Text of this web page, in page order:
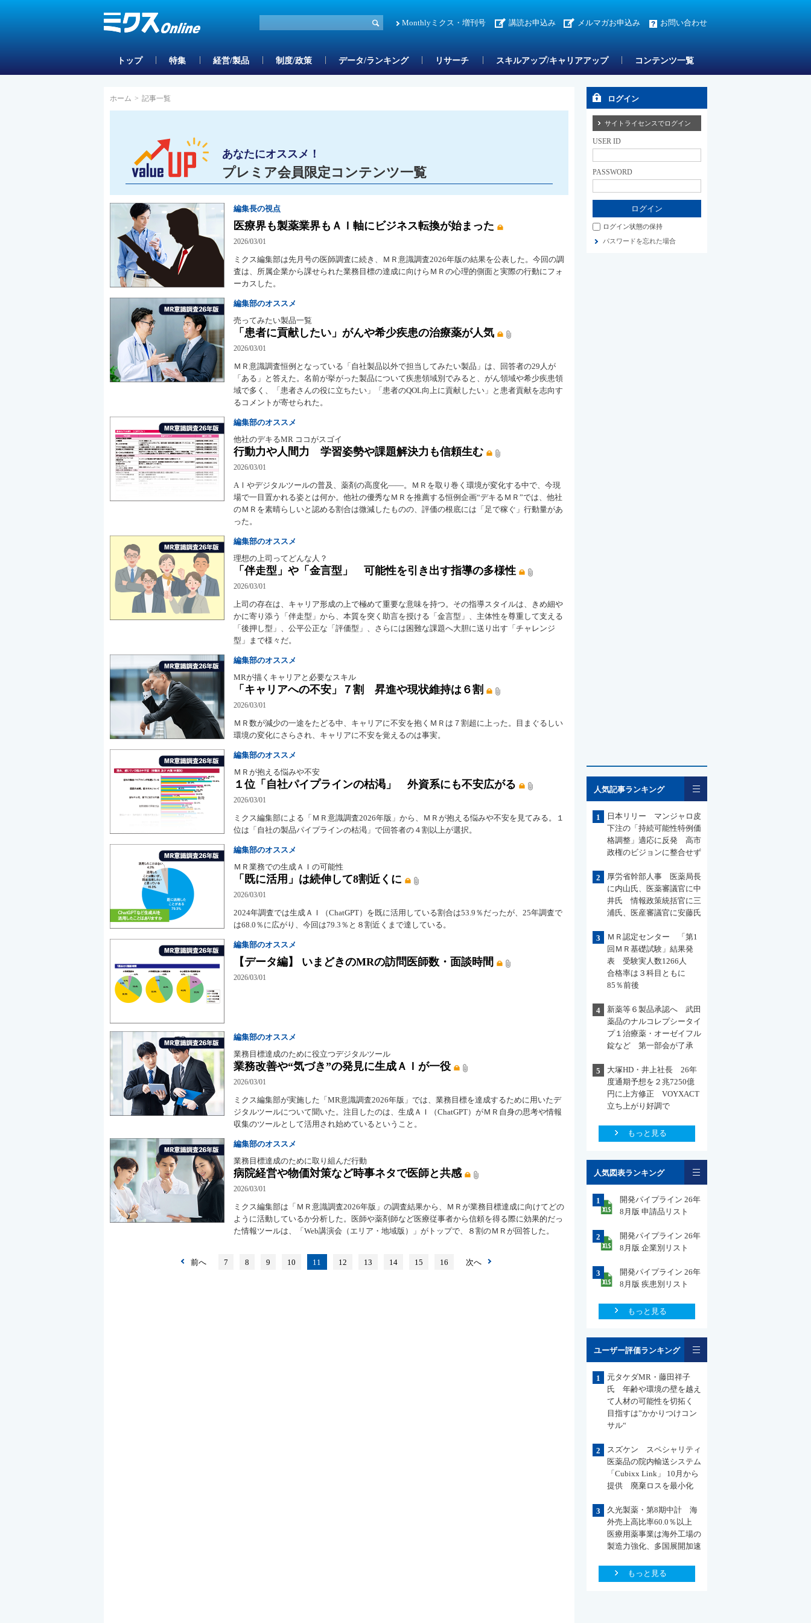
Monthlyミクス・増刊号 講読お申込み メルマガお申込み お問い合わせ
トップ 特集 経営/製品 制度/政策 データ/ランキング リサーチ スキルアップ/キャリアアップ コンテンツ一覧
ホーム > 記事一覧
あなたにオススメ！
プレミア会員限定コンテンツ一覧
編集長の視点
医療界も製薬業界もＡＩ軸にビジネス転換が始まった
2026/03/01
ミクス編集部は先月号の医師調査に続き、ＭＲ意識調査2026年版の結果を公表した。今回の調
査は、所属企業から課せられた業務目標の達成に向けらＭＲの心理的側面と実際の行動にフォ
ーカスした。
編集部のオススメ
売ってみたい製品一覧
「患者に貢献したい」がんや希少疾患の治療薬が人気
2026/03/01
ＭＲ意識調査恒例となっている「自社製品以外で担当してみたい製品」は、回答者の29人が
「ある」と答えた。名前が挙がった製品について疾患領域別でみると、がん領域や希少疾患領
域で多く、「患者さんの役に立ちたい」「患者のQOL向上に貢献したい」と患者貢献を志向す
るコメントが寄せられた。
編集部のオススメ
他社のデキるMR ココがスゴイ
行動力や人間力 学習姿勢や課題解決力も信頼生む
2026/03/01
AⅠやデジタルツールの普及、薬剤の高度化――。ＭＲを取り巻く環境が変化する中で、今現
場で一目置かれる姿とは何か。他社の優秀なＭＲを推薦する恒例企画“デキるＭＲ”では、他社
のＭＲを素晴らしいと認める割合は微減したものの、評価の根底には「足で稼ぐ」行動量があ
った。
編集部のオススメ
理想の上司ってどんな人？
「伴走型」や「金言型」 可能性を引き出す指導の多様性
2026/03/01
上司の存在は、キャリア形成の上で極めて重要な意味を持つ。その指導スタイルは、きめ細や
かに寄り添う「伴走型」から、本質を突く助言を授ける「金言型」、主体性を尊重して支える
「後押し型」、公平公正な「評価型」、さらには困難な課題へ大胆に送り出す「チャレンジ
型」まで様々だ。
編集部のオススメ
MRが描くキャリアと必要なスキル
「キャリアへの不安」７割 昇進や現状維持は６割
2026/03/01
ＭＲ数が減少の一途をたどる中、キャリアに不安を抱くＭＲは７割超に上った。目まぐるしい
環境の変化にさらされ、キャリアに不安を覚えるのは事実。
編集部のオススメ
ＭＲが抱える悩みや不安
１位「自社パイプラインの枯渇」 外資系にも不安広がる
2026/03/01
ミクス編集部による「ＭＲ意識調査2026年版」から、ＭＲが抱える悩みや不安を見てみる。１
位は「自社の製品パイプラインの枯渇」で回答者の４割以上が選択。
編集部のオススメ
ＭＲ業務での生成ＡＩの可能性
「既に活用」は続伸して8割近くに
2026/03/01
2024年調査では生成ＡＩ（ChatGPT）を既に活用している割合は53.9％だったが、25年調査で
は68.0％に広がり、今回は79.3％と８割近くまで達している。
編集部のオススメ
【データ編】 いまどきのMRの訪問医師数・面談時間
2026/03/01
編集部のオススメ
業務目標達成のために役立つデジタルツール
業務改善や“気づき”の発見に生成ＡＩが一役
2026/03/01
ミクス編集部が実施した「MR意識調査2026年版」では、業務目標を達成するために用いたデ
ジタルツールについて聞いた。注目したのは、生成ＡＩ（ChatGPT）がＭＲ自身の思考や情報
収集のツールとして活用され始めているということ。
編集部のオススメ
業務目標達成のために取り組んだ行動
病院経営や物価対策など時事ネタで医師と共感
2026/03/01
ミクス編集部は「ＭＲ意識調査2026年版」の調査結果から、ＭＲが業務目標達成に向けてどの
ように活動しているか分析した。医師や薬剤師など医療従事者から信頼を得る際に効果的だっ
た情報ツールは、「Web講演会（エリア・地域版）」がトップで、８割のＭＲが回答した。
前へ 7 8 9 10 11 12 13 14 15 16 次へ
ログイン
サイトライセンスでログイン
USER ID
PASSWORD
ログイン状態の保持
パスワードを忘れた場合
人気記事ランキング
1
日本リリー マンジャロ皮
下注の「持続可能性特例価
格調整」適応に反発 高市
政権のビジョンに整合せず
2
厚労省幹部人事 医薬局長
に内山氏、医薬審議官に中
井氏 情報政策統括官に三
浦氏、医産審議官に安藤氏
3
ＭＲ認定センター 「第1
回ＭＲ基礎試験」結果発
表 受験実人数1266人
合格率は３科目ともに
85％前後
4
新薬等６製品承認へ 武田
薬品のナルコレプシータイ
プ１治療薬・オーゼイフル
錠など 第一部会が了承
5
大塚HD・井上社長 26年
度通期予想を２兆7250億
円に上方修正 VOYXACT
立ち上がり好調で
もっと見る
人気図表ランキング
1
開発パイプライン 26年
8月版 申請品リスト
2
開発パイプライン 26年
8月版 企業別リスト
3
開発パイプライン 26年
8月版 疾患別リスト
もっと見る
ユーザー評価ランキング
1
元タケダMR・藤田祥子
氏 年齢や環境の壁を越え
て人材の可能性を切拓く
目指すは”かかりつけコン
サル“
2
スズケン スペシャリティ
医薬品の院内輸送システム
「Cubixx Link」 10月から
提供 廃棄ロスを最小化
3
久光製薬・第8期中計 海
外売上高比率60.0％以上
医療用薬事業は海外工場の
製造力強化、多国展開加速
もっと見る